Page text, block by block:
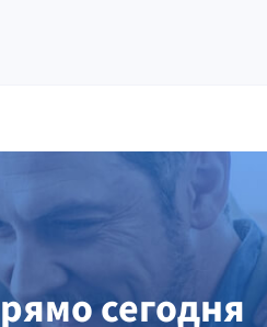
сегодня